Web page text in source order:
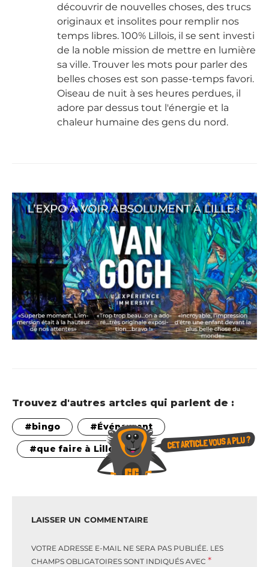
découvrir de nouvelles choses, des trucs
originaux et insolites pour remplir nos
temps libres. 100% Lillois, il se sent investi
de la noble mission de mettre en lumière
sa ville. Trouver les mots pour parler des
belles choses est son passe-temps favori.
Oiseau de nuit à ses heures perdues, il
adore par dessus tout l'énergie et la
chaleur humaine des gens du nord.
Trouvez d'autres artcles qui parlent de :
bingo Événement
que faire à Lille
LAISSER UN COMMENTAIRE
VOTRE ADRESSE E-MAIL NE SERA PAS PUBLIÉE. LES
CHAMPS OBLIGATOIRES SONT INDIQUÉS AVEC *